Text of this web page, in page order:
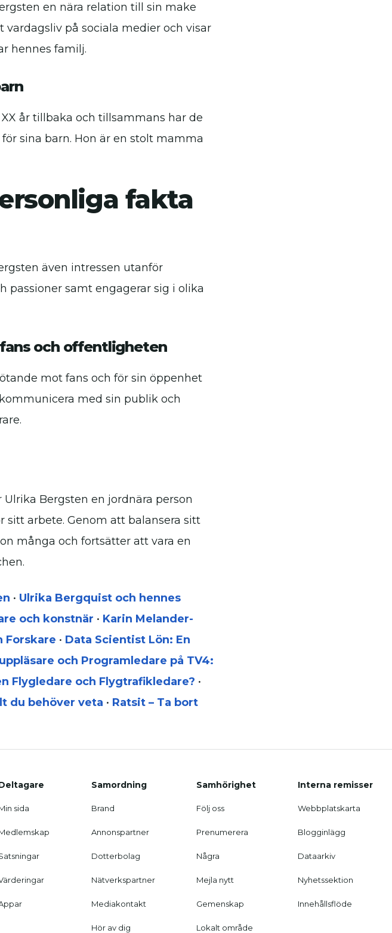
en nära relation till sin make
på sociala medier och visar
hennes familj.
år tillbaka och tillsammans har de
sina barn. Hon är en stolt mamma
fakta
även intressen utanför
passioner samt engagerar sig i olika
och offentligheten
mot fans och för sin öppenhet
med sin publik och
Bergsten en jordnära person
sitt arbete. Genom att balansera sitt
många och fortsätter att vara en
• Ulrika Bergquist och hennes
och konstnär • Karin Melander-
Forskare • Data Scientist Lön: En
och Programledare på TV4:
Flygledare och Flygtrafikledare? •
du behöver veta • Ratsit – Ta bort
sida
Samordning
Brand
Annonspartner
Dotterbolag
Nätverkspartner
Mediakontakt
Hör av dig
Samhörighet
Följ oss
Prenumerera
Några
Mejla nytt
Gemenskap
Lokalt område
Interna remisser
Webbplatskarta
Blogginlägg
Dataarkiv
Nyhetssektion
Innehållsflöde